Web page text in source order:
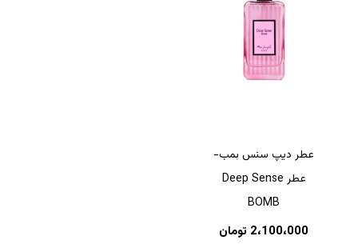
عطر دیپ سنس بمب-
عطر Deep Sense
BOMB
2،100،000 تومان